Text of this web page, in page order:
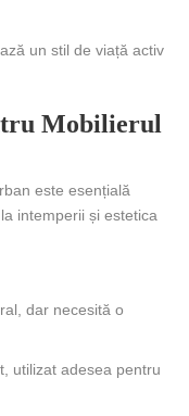
un stil de viață activ
Mobilierul
este esențială
intemperii și estetica
dar necesită o
utilizat adesea pentru